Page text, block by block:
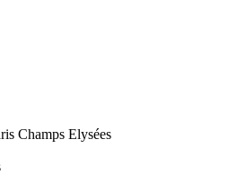
Champs Elysées